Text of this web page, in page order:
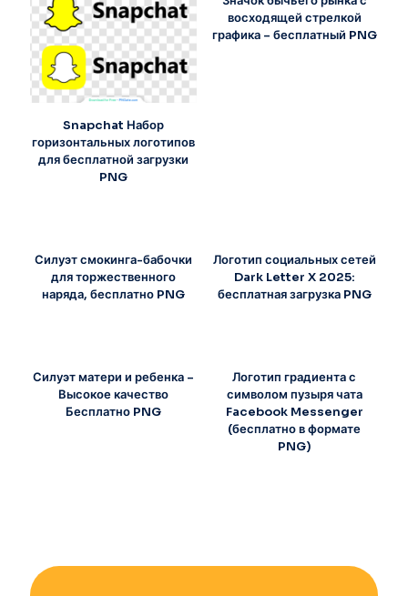
Snapchat Набор
горизонтальных логотипов
для бесплатной загрузки
PNG
восходящей стрелкой
графика – бесплатный PNG
Силуэт смокинга-бабочки
для торжественного
наряда, бесплатно PNG
Логотип социальных сетей
Dark Letter X 2025:
бесплатная загрузка PNG
Силуэт матери и ребенка –
Высокое качество
Бесплатно PNG
Логотип градиента с
символом пузыря чата
Facebook Messenger
(бесплатно в формате
PNG)